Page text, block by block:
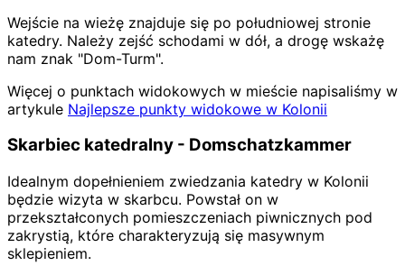
Wejście na wieżę znajduje się po południowej stronie
katedry. Należy zejść schodami w dół, a drogę wskażę
nam znak "Dom-Turm".
Więcej o punktach widokowych w mieście napisaliśmy w
artykule Najlepsze punkty widokowe w Kolonii
Skarbiec katedralny - Domschatzkammer
Idealnym dopełnieniem zwiedzania katedry w Kolonii
będzie wizyta w skarbcu. Powstał on w
przekształconych pomieszczeniach piwnicznych pod
zakrystią, które charakteryzują się masywnym
sklepieniem.